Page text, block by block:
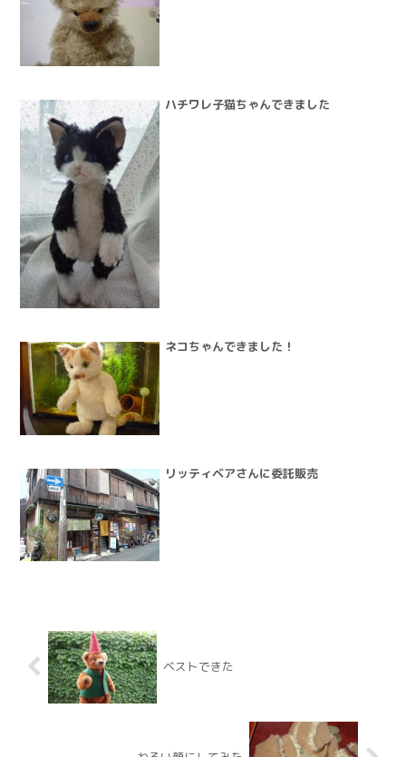
ハチワレ子猫ちゃんできました
ネコちゃんできました！
リッティベアさんに委託販売
ベストできた